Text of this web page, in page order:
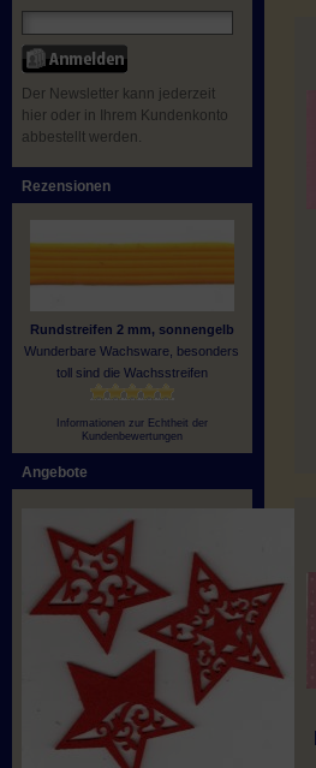
Der Newsletter kann jederzeit
hier oder in Ihrem Kundenkonto
abbestellt werden.
Rezensionen
Rundstreifen 2 mm, sonnengelb
Wunderbare Wachsware, besonders
toll sind die Wachsstreifen
Informationen zur Echtheit der
Kundenbewertungen
Angebote